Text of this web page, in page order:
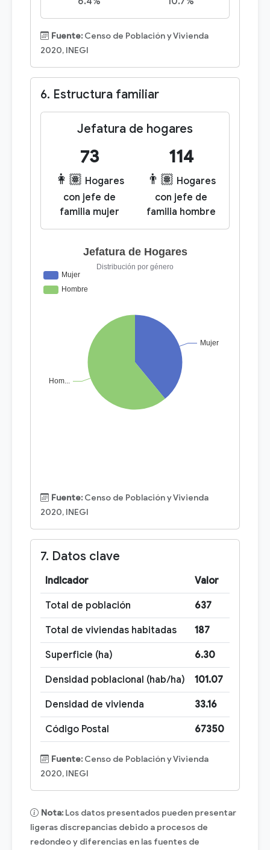
Fuente: Censo de Población y Vivienda
2020, INEGI
6. Estructura familiar
Jefatura de hogares
73
👩🏽 Hogares
con jefe de
familia mujer
114
👨🏽 Hogares
con jefe de
familia hombre
Fuente: Censo de Población y Vivienda
2020, INEGI
7. Datos clave
Indicador Valor
Total de población 637
Total de viviendas habitadas 187
Superficie (ha) 6.30
Densidad poblacional (hab/ha) 101.07
Densidad de vivienda 33.16
Código Postal 67350
Fuente: Censo de Población y Vivienda
2020, INEGI
Nota: Los datos presentados pueden presentar
ligeras discrepancias debido a procesos de
redondeo y diferencias en las fuentes de